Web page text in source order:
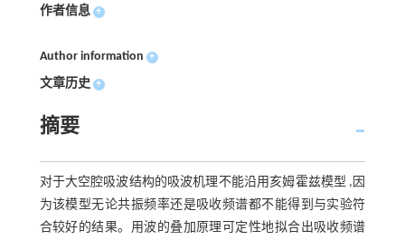
作者信息 +
Author information +
文章历史 +
摘要
对于大空腔吸波结构的吸波机理不能沿用亥姆霍兹模型 ,因
为该模型无论共振频率还是吸收频谱都不能得到与实验符
合较好的结果。用波的叠加原理可定性地拟合出吸收频谱